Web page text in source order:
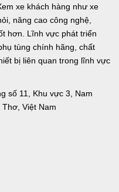
xe khách hàng như xe
nâng cao công nghệ,
hơn. Lĩnh vực phát triển
tùng chính hãng, chất
bị liên quan trong lĩnh vực
số 11, Khu vực 3, Nam
Việt Nam